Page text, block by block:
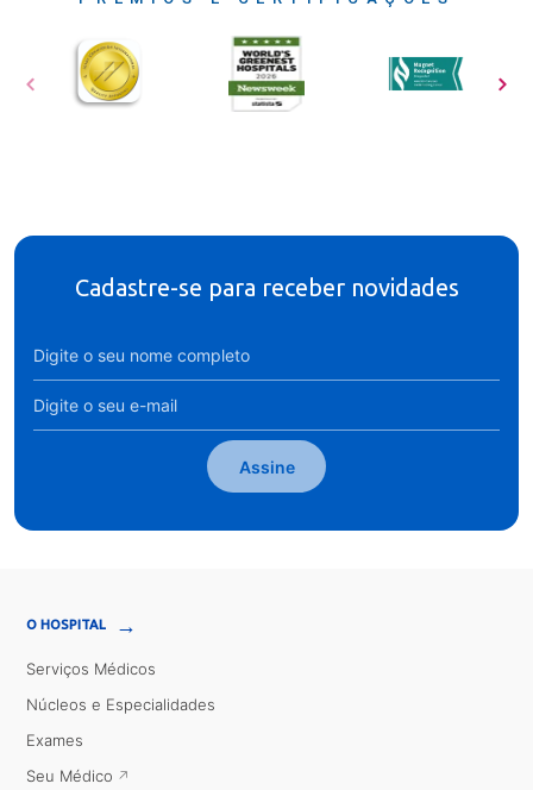
Cadastre-se para receber novidades
Assine
O HOSPITAL →
Serviços Médicos
Núcleos e Especialidades
Exames
Seu Médico